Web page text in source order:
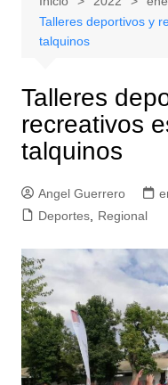
Talleres deportivos y
talquinos
Talleres
recreativos
talquinos
Angel Guerrero
Deportes, Regional